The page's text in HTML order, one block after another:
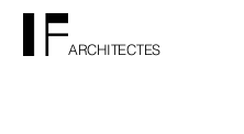
ARCHITECTES